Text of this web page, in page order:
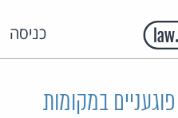
כניסה
במקומות